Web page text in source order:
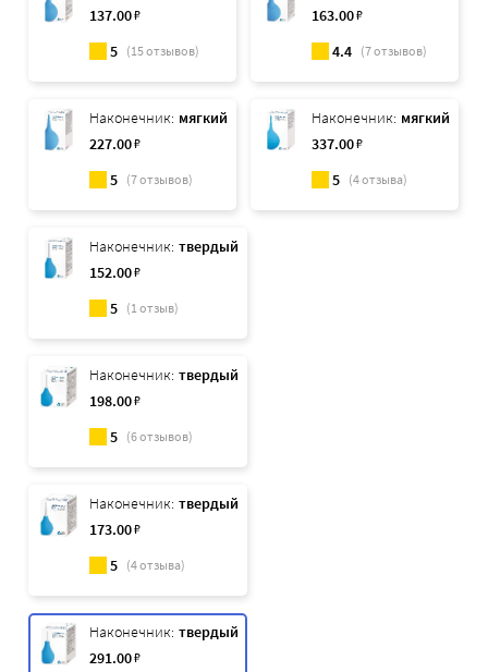
137.00₽
5 (15отзывов)
163.00₽
4.4 (7отзывов)
Наконечник: мягкий
227.00₽
5 (7отзывов)
Наконечник: мягкий
337.00₽
5 (4отзыва)
Наконечник: твердый
152.00₽
5 (1отзыв)
Наконечник: твердый
198.00₽
5 (6отзывов)
Наконечник: твердый
173.00₽
5 (4отзыва)
Наконечник: твердый
291.00₽